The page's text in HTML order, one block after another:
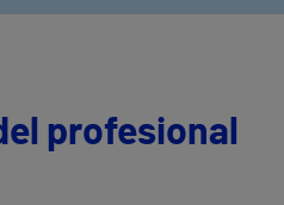
profesional